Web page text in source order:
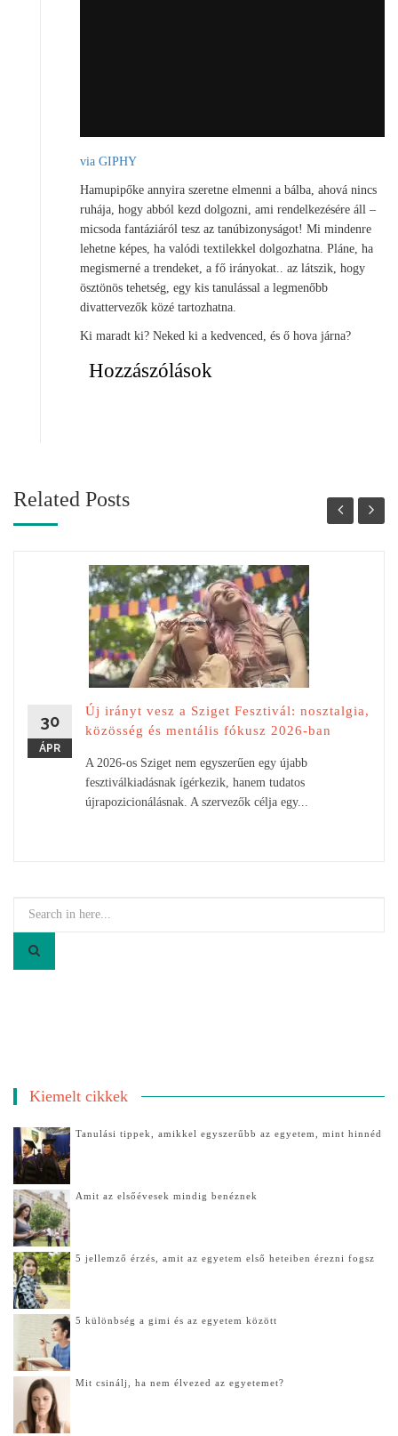
via GIPHY
Hamupipőke annyira szeretne elmenni a bálba, ahová nincs
ruhája, hogy abból kezd dolgozni, ami rendelkezésére áll –
micsoda fantáziáról tesz az tanúbizonyságot! Mi mindenre
lehetne képes, ha valódi textilekkel dolgozhatna. Pláne, ha
megismerné a trendeket, a fő irányokat.. az látszik, hogy
ösztönös tehetség, egy kis tanulással a legmenőbb
divattervezők közé tartozhatna.
Ki maradt ki? Neked ki a kedvenced, és ő hova járna?
Hozzászólások
Related Posts
30
ÁPR
Új irányt vesz a Sziget Fesztivál: nosztalgia,
közösség és mentális fókusz 2026-ban
A 2026-os Sziget nem egyszerűen egy újabb
fesztiválkiadásnak ígérkezik, hanem tudatos
újrapozicionálásnak. A szervezők célja egy...
Kiemelt cikkek
Tanulási tippek, amikkel egyszerűbb az egyetem, mint hinnéd
Amit az elsőévesek mindig benéznek
5 jellemző érzés, amit az egyetem első heteiben érezni fogsz
5 különbség a gimi és az egyetem között
Mit csinálj, ha nem élvezed az egyetemet?